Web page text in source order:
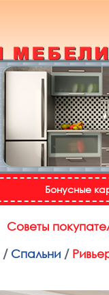
Назад
Бонусные
Советы
/ Спальни /